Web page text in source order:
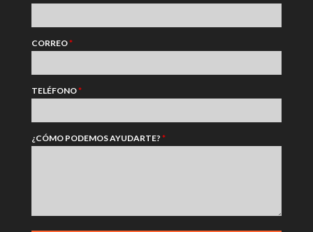
CORREO*
TELÉFONO*
¿CÓMO PODEMOS AYUDARTE? *